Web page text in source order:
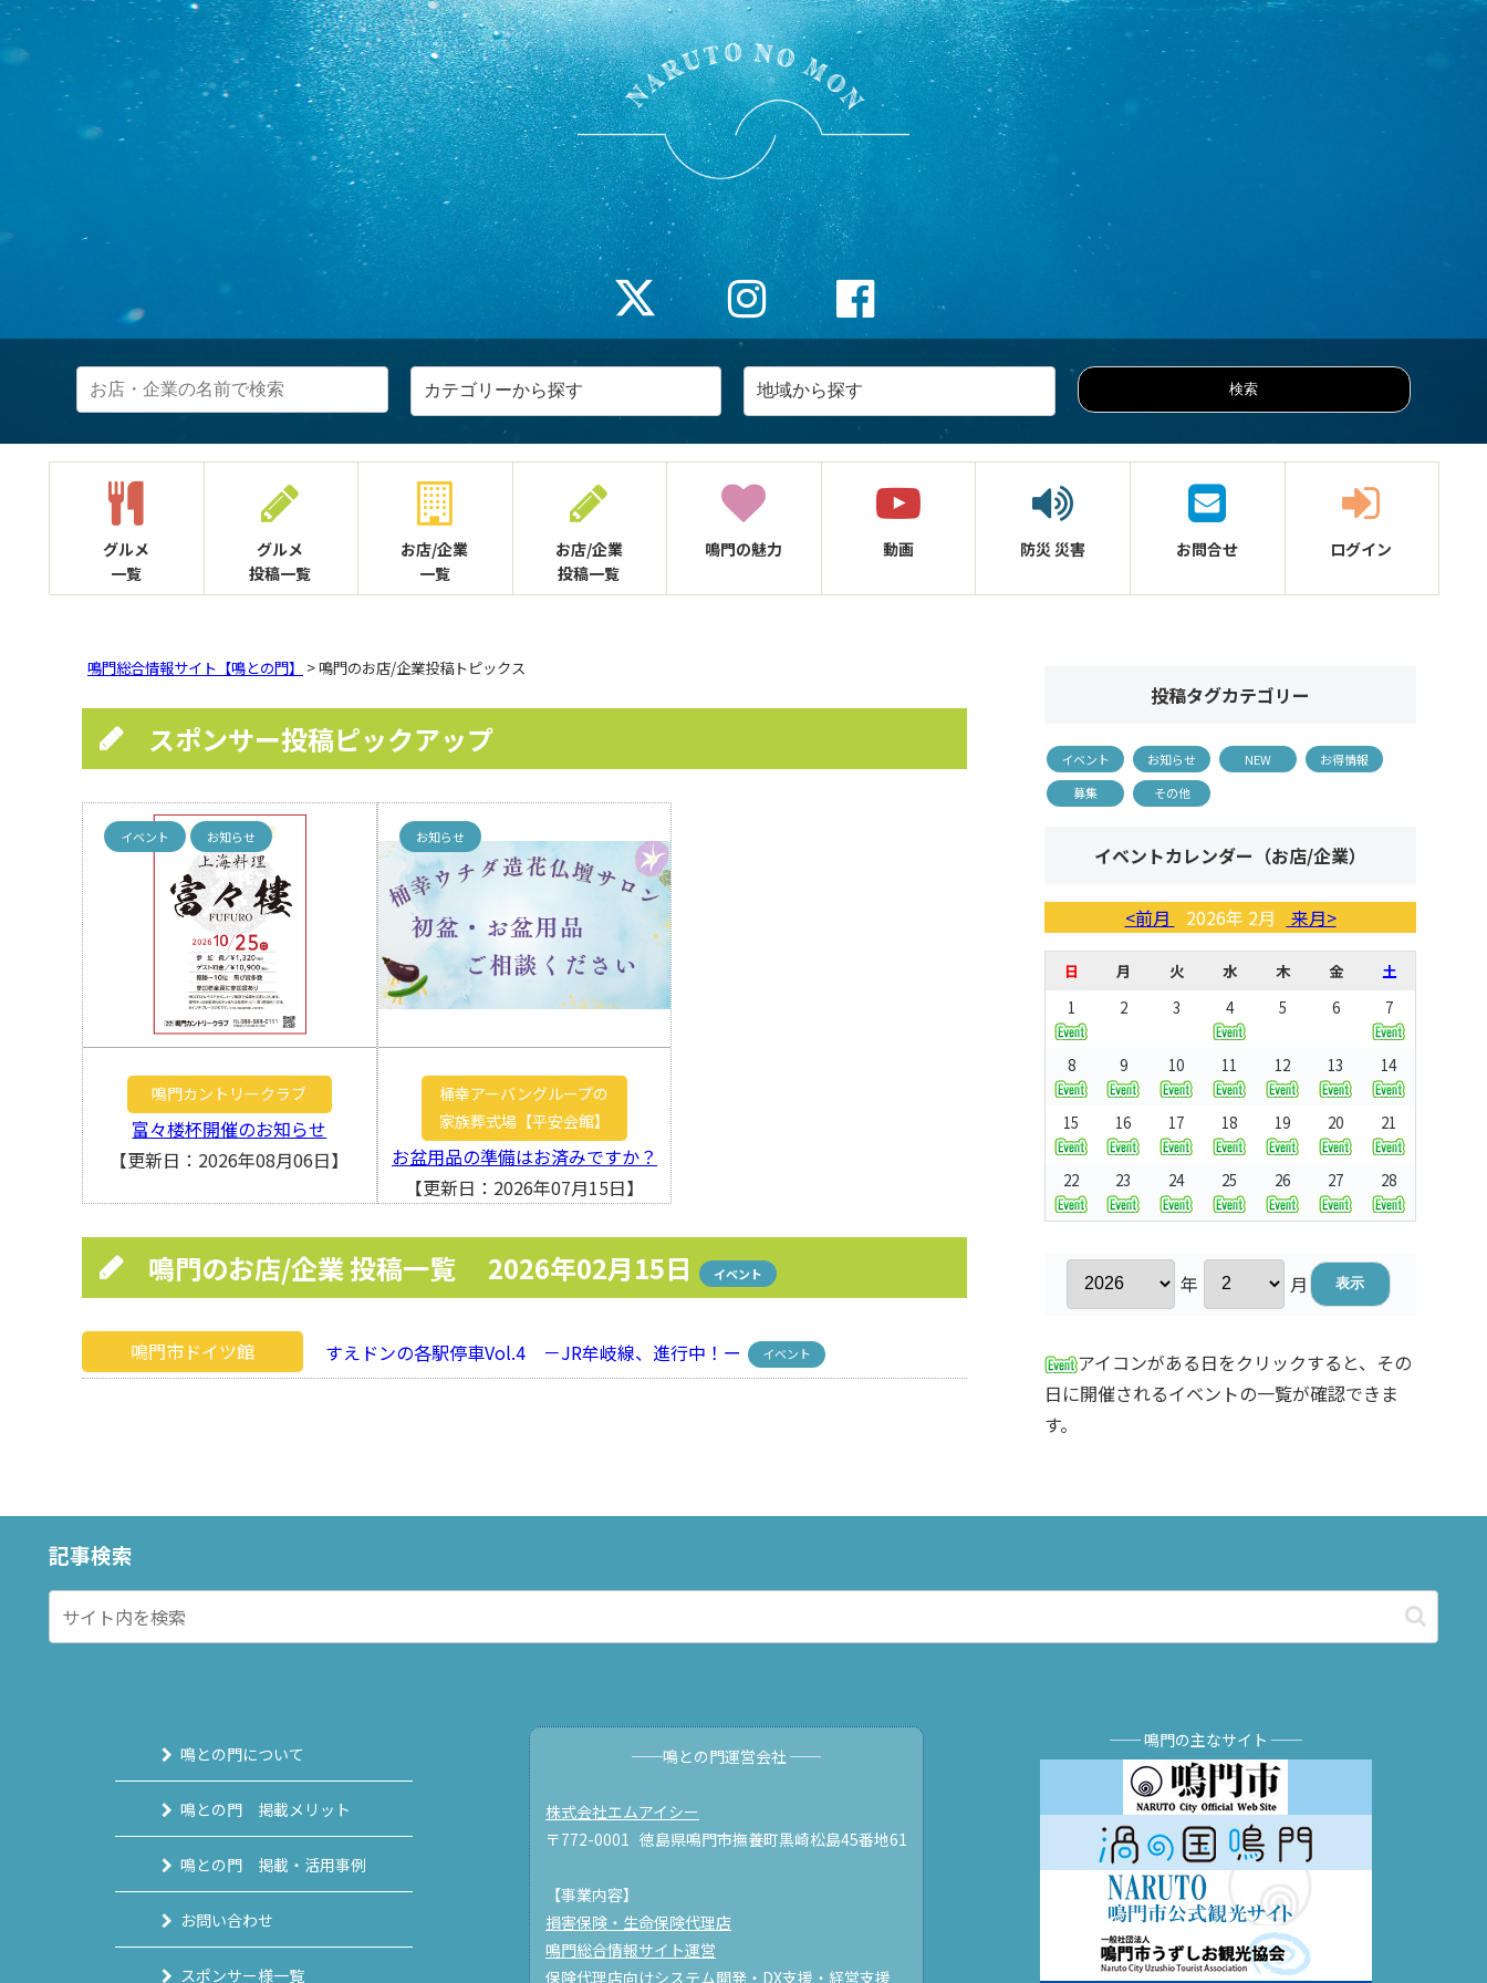
グルメ
一覧
グルメ
投稿一覧
お店/企業
一覧
お店/企業
投稿一覧
鳴門の魅力 動画 防災災害 お問合せ ログイン
鳴門総合情報サイト【鳴との門】 > 鳴門のお店/企業投稿トピックス
スポンサー投稿ピックアップ
イベント お知らせ
鳴門カントリークラブ
富々楼杯開催のお知らせ
【更新日：2026年08月06日】
お知らせ
桶幸アーバングループの
家族葬式場【平安会館】
お盆用品の準備はお済みですか？
【更新日：2026年07月15日】
鳴門のお店/企業 投稿一覧 2026年02月15日 イベント
鳴門市ドイツ館 すえドンの各駅停車Vol.4 －JR牟岐線、進行中！ー イベント
投稿タグカテゴリー
イベント お知らせ NEW
お得情報
募集
その他
イベントカレンダー（お店/企業）
<前月 2026年 2月 来月>
日 月 火 水 木 金
土
1
2 3 4 5 6 7
8 9 10 11 12 13 14
15 16 17 18 19 20 21
22 23 24 25 26 27 28
年 月
アイコンがある日をクリックすると、その
日に開催されるイベントの一覧が確認できま
す。
記事検索
鳴との門について
鳴との門 掲載メリット
鳴との門 掲載・活用事例
お問い合わせ
スポンサー様一覧
──鳴との門運営会社 ──
株式会社エムアイシー
〒772-0001 徳島県鳴門市撫養町黒崎松島45番地61
【事業内容】
損害保険・生命保険代理店
鳴門総合情報サイト運営
保険代理店向けシステム開発・DX支援・経営支援
── 鳴門の主なサイト ──